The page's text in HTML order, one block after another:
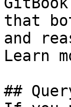
that
and
Learn
##